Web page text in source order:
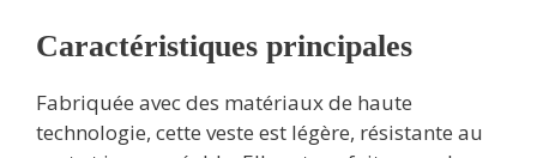
Caractéristiques principales
Fabriquée avec des matériaux de haute
technologie, cette veste est légère, résistante au